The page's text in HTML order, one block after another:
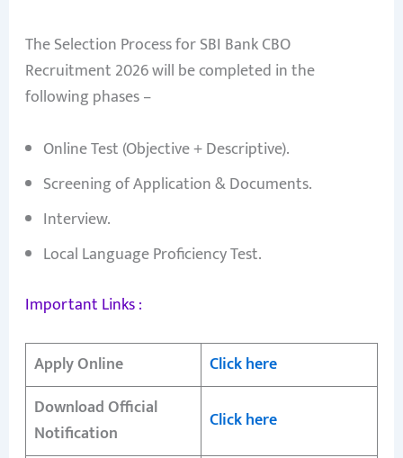
The Selection Process for SBI Bank CBO
Recruitment 2026 will be completed in the
following phases –
Online Test (Objective + Descriptive).
Screening of Application & Documents.
Interview.
Local Language Proficiency Test.
Important Links :
Apply Online
Click here
Download Official
Notification
Click here